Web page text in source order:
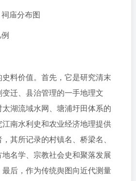
庙分布图
料价值。首先，它是研究清末
迁、县治管理的一手地理文
湖流域水网、塘浦圩田体系的
南水利史和农业经济地理提供
其所记录的村镇名、桥梁名、
名学、宗教社会史和聚落发展
后，作为传统舆图向近代测量